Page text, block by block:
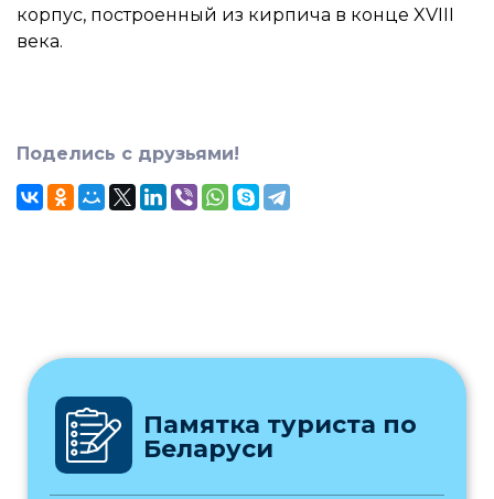
корпус, построенный из кирпича в конце XVIII
века.
Поделись с друзьями!
Памятка туриста по
Беларуси